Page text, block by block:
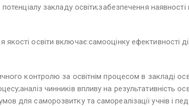
закладу освіти;забезпечення наявності
освіти включає:самооцінку ефективності
контролю за освітнім процесом в закладі
чинників впливу на результативність
для саморозвитку та самореалізації учнів і